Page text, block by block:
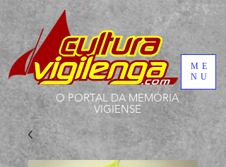
ME
NU
O PORTAL DA MEMÓRIA
VIGIENSE